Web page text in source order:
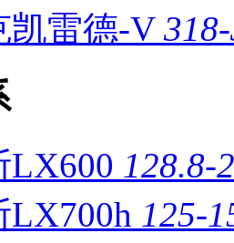
凯雷德-V
LX600 128.8-
LX700h 125-